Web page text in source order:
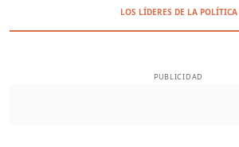
LOS LÍDERES DE LA POLÍTICA
PUBLICIDAD